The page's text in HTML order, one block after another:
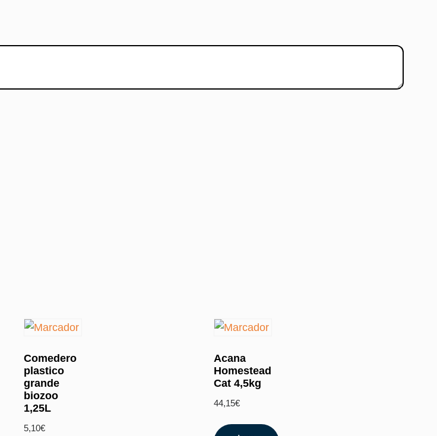
Comedero
plastico
grande
biozoo
1,25L
5,10€
Acana
Homestead
Cat 4,5kg
44,15€